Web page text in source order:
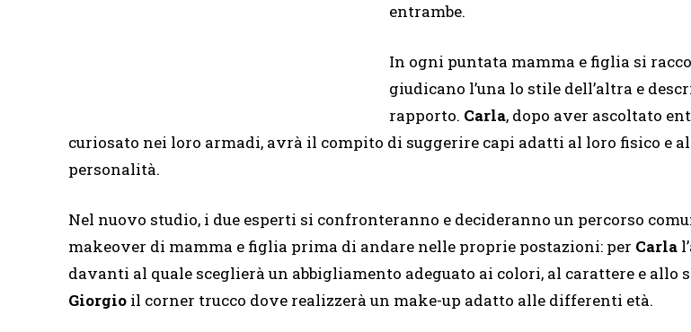
entrambe.
In ogni puntata mamma e figlia si
giudicano l’una lo stile dell’altra e
rapporto. Carla, dopo aver ascoltato
curiosato nei loro armadi, avrà il compito di suggerire capi adatti al loro fisico e
personalità.
Nel nuovo studio, i due esperti si confronteranno e decideranno un percorso
makeover di mamma e figlia prima di andare nelle proprie postazioni: per Carla
davanti al quale sceglierà un abbigliamento adeguato ai colori, al carattere e allo
Giorgio il corner trucco dove realizzerà un make-up adatto alle differenti età.